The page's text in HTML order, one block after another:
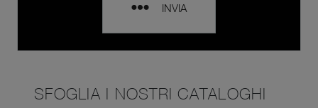
INVIA
SFOGLIA I NOSTRI CATALOGHI